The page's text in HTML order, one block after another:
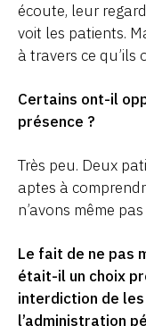
écoute, leur
voit les patients.
à travers ce qu’ils
Certains ont-il
présence ?
Très peu. Deux
aptes à
n’avons même
Le fait de ne pas
était-il un choix
interdiction de
l’administration